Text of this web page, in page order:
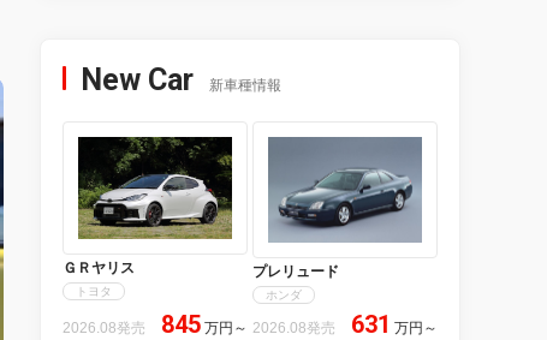
New Car 新車種情報
ＧＲヤリス
トヨタ
2026.08発売 845 万円 ～
プレリュード
ホンダ
2026.08発売 631 万円 ～